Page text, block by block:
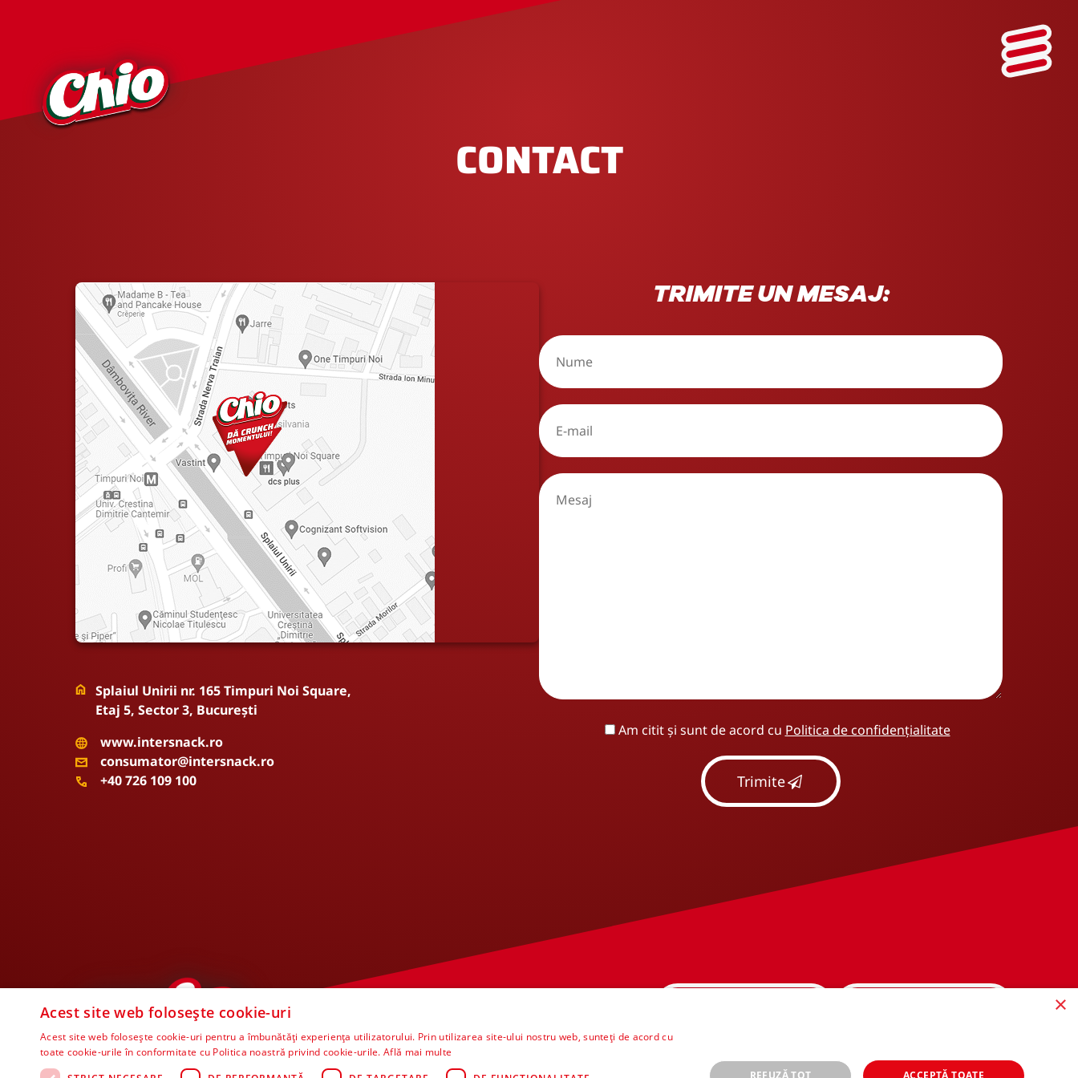
CONTACT
Splaiul Unirii nr. 165 Timpuri Noi Square,
Etaj 5, Sector 3, București
www.intersnack.ro
consumator@intersnack.ro
+40 726 109 100
TRIMITE UN MESAJ:
Am citit și sunt de acord cu Politica de confidențialitate
Trimite
(L-V 09:00 - 17:00, cu excepția sărbătorilor
×
Acest site web folosește cookie-uri
Acest site web folosește cookie-uri pentru a îmbunătăți experiența utilizatorului. Prin utilizarea site-ului nostru web, sunteți de acord cu
toate cookie-urile în conformitate cu Politica noastră privind cookie-urile.Află mai multe
ACCEPTĂ TOATE
REFUZĂ TOT